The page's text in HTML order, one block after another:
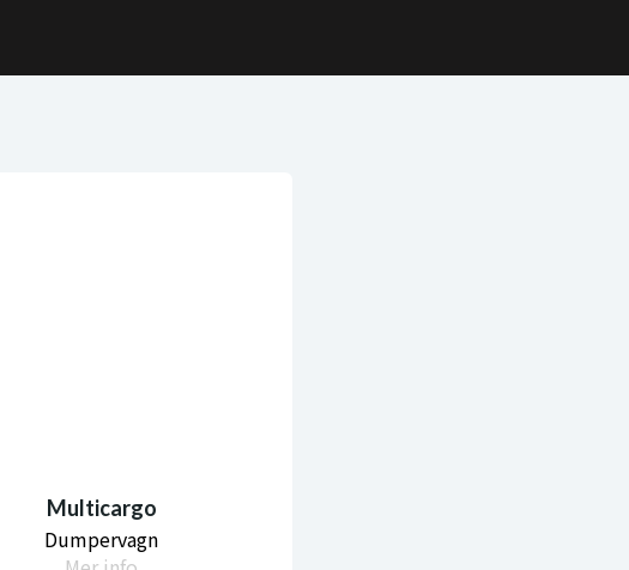
Multicargo
Dumpervagn